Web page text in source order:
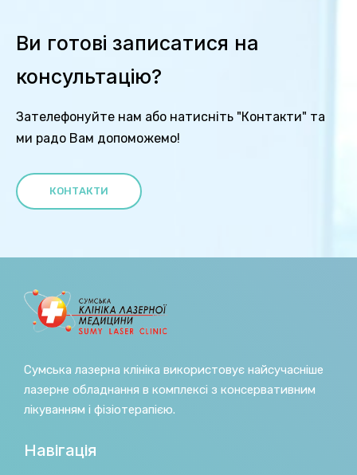
Ви готові записатися на
консультацію?
Зателефонуйте нам або натисніть "Контакти" та
ми радо Вам допоможемо!
КОНТАКТИ
Сумська лазерна клініка використовує найсучасніше
лазерне обладнання в комплексі з консервативним
лікуванням і фізіотерапією.
Навігація